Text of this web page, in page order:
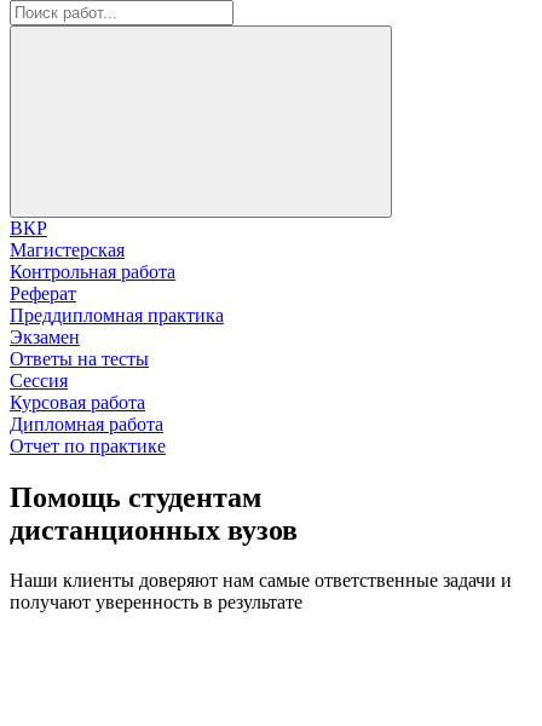
ВКР
Магистерская
Контрольная работа
Реферат
Преддипломная практика
Экзамен
Ответы на тесты
Сессия
Курсовая работа
Дипломная работа
Отчет по практике
Помощь студентам
дистанционных вузов
Наши клиенты доверяют нам самые ответственные задачи и
получают уверенность в результате